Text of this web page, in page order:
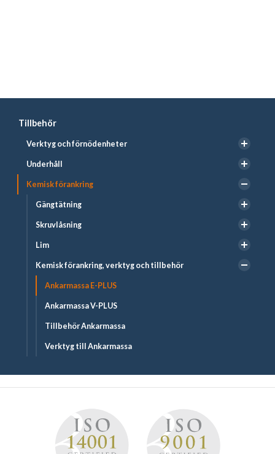
Tillbehör
Verktyg och förnödenheter
Underhåll
Kemisk förankring
Gängtätning
Skruvlåsning
Lim
Kemisk förankring, verktyg och tillbehör
Ankarmassa E-PLUS
Ankarmassa V-PLUS
Tillbehör Ankarmassa
Verktyg till Ankarmassa